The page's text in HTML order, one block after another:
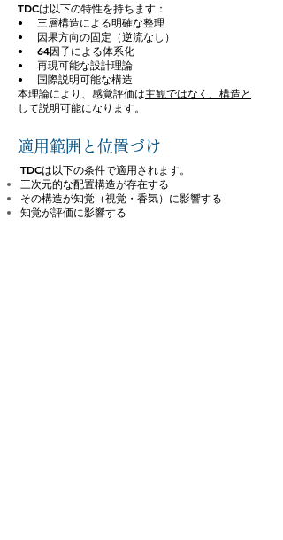
TDCは以下の特性を持ちます：
• 三層構造による明確な整理
• 因果方向の固定（逆流なし）
• 64因子による体系化
• 再現可能な設計理論
• 国際説明可能な構造
本理論により、感覚評価は主観ではなく、構造と
して説明可能になります。
適用範囲と位置づけ
TDCは以下の条件で適用されます。
三次元的な配置構造が存在する
その構造が知覚（視覚・香気）に影響する
知覚が評価に影響する